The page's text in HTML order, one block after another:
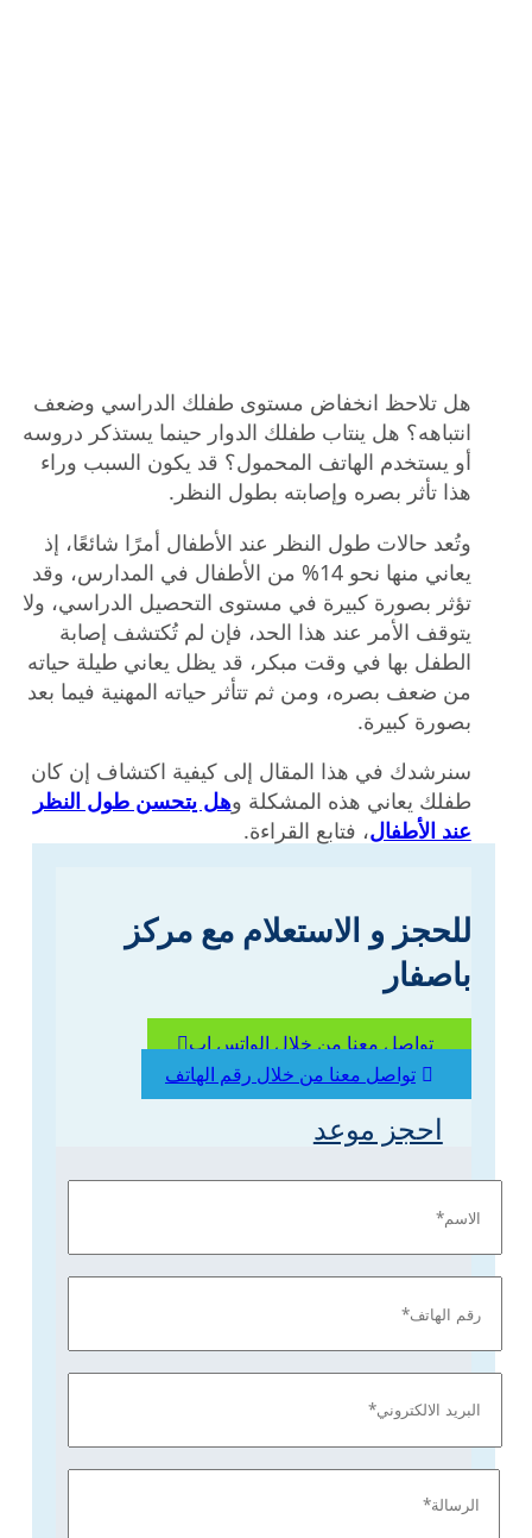
هل تلاحظ انخفاض مستوى طفلك الدراسي وضعف
انتباهه؟ هل ينتاب طفلك الدوار حينما يستذكر دروسه
أو يستخدم الهاتف المحمول؟ قد يكون السبب وراء
هذا تأثر بصره وإصابته بطول النظر.
وتُعد حالات طول النظر عند الأطفال أمرًا شائعًا، إذ
يعاني منها نحو 14% من الأطفال في المدارس، وقد
تؤثر بصورة كبيرة في مستوى التحصيل الدراسي، ولا
يتوقف الأمر عند هذا الحد، فإن لم تُكتشف إصابة
الطفل بها في وقت مبكر، قد يظل يعاني طيلة حياته
من ضعف بصره، ومن ثم تتأثر حياته المهنية فيما بعد
بصورة كبيرة.
سنرشدك في هذا المقال إلى كيفية اكتشاف إن كان
طفلك يعاني هذه المشكلة وهل يتحسن طول النظر
عند الأطفال، فتابع القراءة.
للحجز و الاستعلام مع مركز
باصفار
تواصل معنا من خلال الواتس اب
تواصل معنا من خلال رقم الهاتف
احجز موعد